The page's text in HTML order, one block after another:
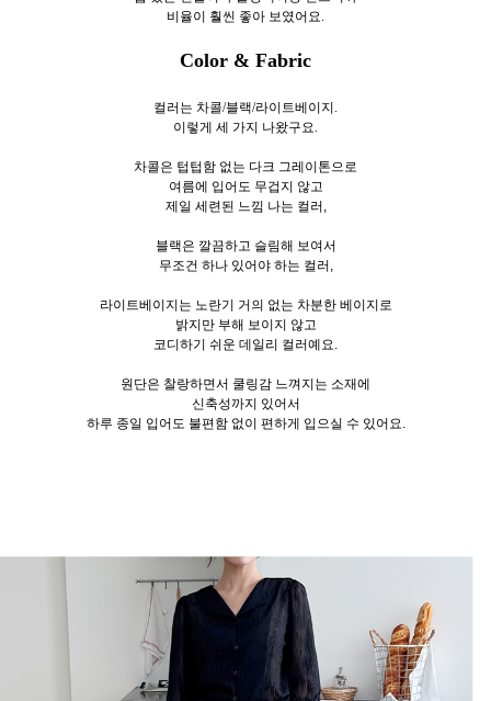
비율이 훨씬 좋아 보였어요.
Color & Fabric
컬러는 차콜/블랙/라이트베이지.
이렇게 세 가지 나왔구요.
차콜은 텁텁함 없는 다크 그레이톤으로
여름에 입어도 무겁지 않고
제일 세련된 느낌 나는 컬러,
블랙은 깔끔하고 슬림해 보여서
무조건 하나 있어야 하는 컬러,
라이트베이지는 노란기 거의 없는 차분한 베이지로
밝지만 부해 보이지 않고
코디하기 쉬운 데일리 컬러예요.
원단은 찰랑하면서 쿨링감 느껴지는 소재에
신축성까지 있어서
하루 종일 입어도 불편함 없이 편하게 입으실 수 있어요.